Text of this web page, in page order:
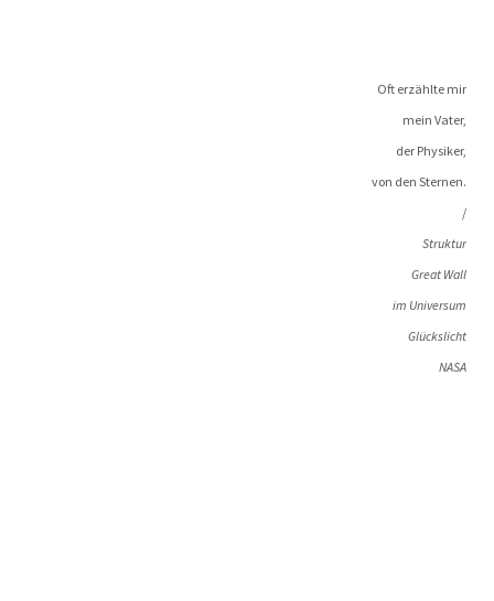
Oft erzähl­te mir
mein Vater,
der Physiker,
von den Sternen.
/
Struk­tur
Gre­at Wall
im Universum
Glückslicht
NASA